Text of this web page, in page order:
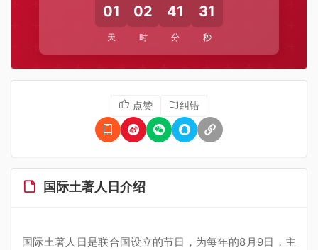
01
天
02
时
41
分
31
秒
点赞 纠错
国际土著人日介绍
国际土著人日是联合国设立的节日，为每年的8月9日，主